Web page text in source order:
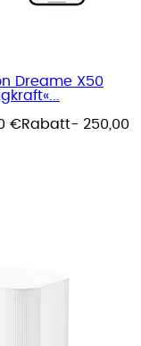
Dreame X50
€Rabatt- 250,00